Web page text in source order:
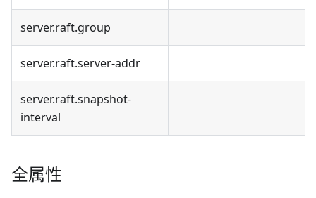
server.raft.group
server.raft.server-addr
server.raft.snapshot-
interval
全属性